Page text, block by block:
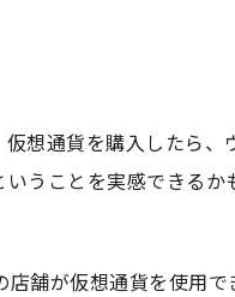
想通貨を購入したら、
うことを実感できるか
舗が仮想通貨を使用で